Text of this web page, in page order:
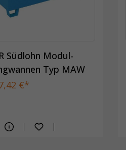
Südlohn Modul-
Typ MAW
€*